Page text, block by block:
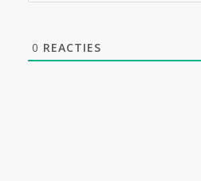
0 REACTIES